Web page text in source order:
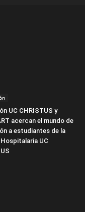
UC CHRISTUS y
acercan el mundo de
a estudiantes de la
Hospitalaria UC